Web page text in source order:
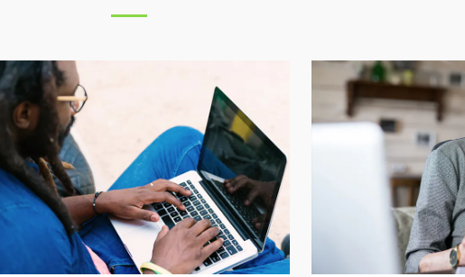
utilizando un dispositivo móvil, deberá
en cualquier momento del día o de la